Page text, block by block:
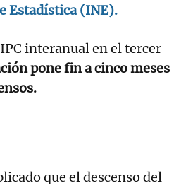
Estadística (INE).
interanual en el tercer
pone fin a cinco meses
que el descenso del